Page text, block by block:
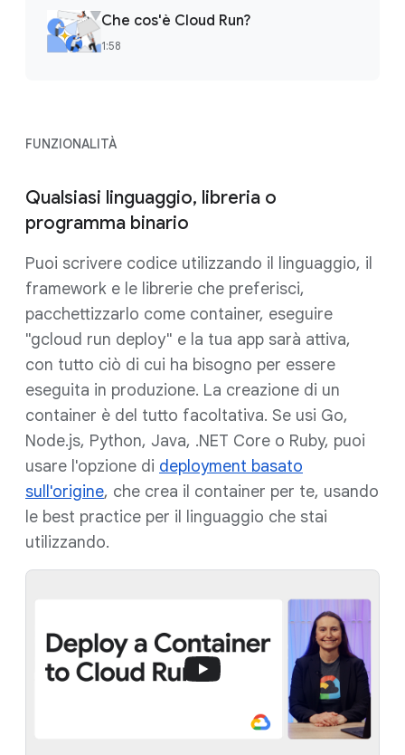
Che cos'è Cloud Run?
1:58
FUNZIONALITÀ
Qualsiasi linguaggio, libreria o
programma binario
Puoi scrivere codice utilizzando il linguaggio, il
framework e le librerie che preferisci,
pacchettizzarlo come container, eseguire
"gcloud run deploy" e la tua app sarà attiva,
con tutto ciò di cui ha bisogno per essere
eseguita in produzione. La creazione di un
container è del tutto facoltativa. Se usi Go,
Node.js, Python, Java, .NET Core o Ruby, puoi
usare l'opzione di deployment basato
sull'origine, che crea il container per te, usando
le best practice per il linguaggio che stai
utilizzando.